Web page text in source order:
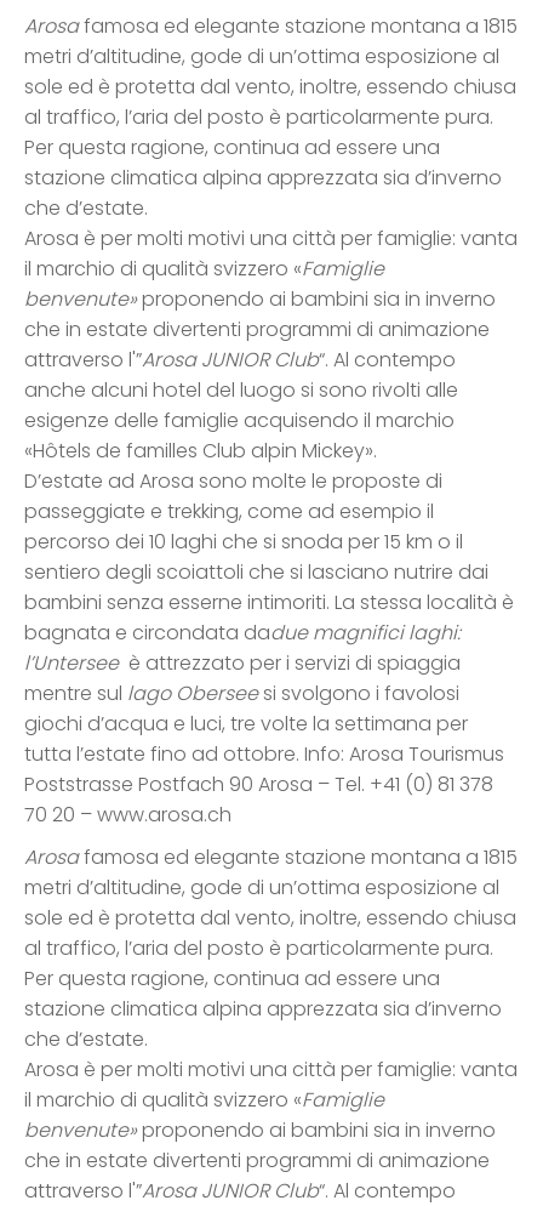
Arosafamosa ed elegante stazione montana a 1815
metri d’altitudine, gode di un’ottima esposizione al
sole ed è protetta dal vento, inoltre, essendo chiusa
al traffico, l’aria del posto è particolarmente pura.
Per questa ragione, continua ad essere una
stazione climatica alpina apprezzata sia d’inverno
che d’estate.
Arosa è per molti motivi una città per famiglie: vanta
il marchio di qualità svizzero «Famiglie
benvenute»proponendo ai bambini sia in inverno
che in estate divertenti programmi di animazione
attraverso l'”Arosa JUNIOR Club“. Al contempo
anche alcuni hotel del luogo si sono rivolti alle
esigenze delle famiglie acquisendo il marchio
«Hôtels de familles Club alpin Mickey».
D’estate ad Arosa sono molte le proposte di
passeggiate e trekking, come ad esempio il
percorso dei 10 laghi che si snoda per 15 km o il
sentiero degli scoiattoli che si lasciano nutrire dai
bambini senza esserne intimoriti. La stessa località è
bagnata e circondata dadue magnifici laghi:
l’Unterseeè attrezzato per i servizi di spiaggia
mentre sul lago Oberseesi svolgono i favolosi
giochi d’acqua e luci, tre volte la settimana per
tutta l’estate fino ad ottobre. Info: Arosa Tourismus
Poststrasse Postfach 90 Arosa – Tel. +41 (0) 81 378
70 20 – www.arosa.ch
Arosafamosa ed elegante stazione montana a 1815
metri d’altitudine, gode di un’ottima esposizione al
sole ed è protetta dal vento, inoltre, essendo chiusa
al traffico, l’aria del posto è particolarmente pura.
Per questa ragione, continua ad essere una
stazione climatica alpina apprezzata sia d’inverno
che d’estate.
Arosa è per molti motivi una città per famiglie: vanta
il marchio di qualità svizzero «Famiglie
benvenute»proponendo ai bambini sia in inverno
che in estate divertenti programmi di animazione
attraverso l'”Arosa JUNIOR Club“. Al contempo